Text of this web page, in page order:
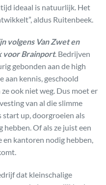
ideaal is natuurlijk. Het
aldus Ruitenbeek.
volgens Van Zwet en
voor Brainport. Bedrijven
gebonden aan de high
aan kennis, geschoold
ook niet weg. Dus moet er
van al die slimme
start up, doorgroeien als
Of als ze juist een
kantoren nodig hebben,
dat kleinschalige